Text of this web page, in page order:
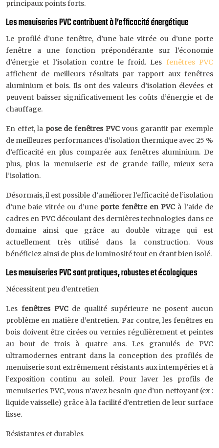
principaux points forts.
Les menuiseries PVC contribuent à l’efficacité énergétique
Le profilé d’une fenêtre, d’une baie vitrée ou d’une porte
fenêtre a une fonction prépondérante sur l’économie
d’énergie et l’isolation contre le froid. Les fenêtres PVC
affichent de meilleurs résultats par rapport aux fenêtres
aluminium et bois. Ils ont des valeurs d’isolation élevées et
peuvent baisser significativement les coûts d’énergie et de
chauffage.
En effet, la pose de fenêtres PVCvous garantit par exemple
de meilleures performances d’isolation thermique avec 25 %
d’efficacité en plus comparée aux fenêtres aluminium. De
plus, plus la menuiserie est de grande taille, mieux sera
l’isolation.
Désormais, il est possible d’améliorer l’efficacité de l’isolation
d’une baie vitrée ou d’une porte fenêtre en PVC à l’aide de
cadres en PVC découlant des dernières technologies dans ce
domaine ainsi que grâce au double vitrage qui est
actuellement très utilisé dans la construction. Vous
bénéficiez ainsi de plus de luminosité tout en étant bien isolé.
Les menuiseries PVC sont pratiques, robustes et écologiques
Nécessitent peu d’entretien
Les fenêtres PVCde qualité supérieure ne posent aucun
problème en matière d’entretien. Par contre, les fenêtres en
bois doivent être cirées ou vernies régulièrement et peintes
au bout de trois à quatre ans. Les granulés de PVC
ultramodernes entrant dans la conception des profilés de
menuiserie sont extrêmement résistants aux intempéries et à
l’exposition continu au soleil. Pour laver les profils de
menuiseries PVC, vous n’avez besoin que d’un nettoyant (ex :
liquide vaisselle) grâce à la facilité d’entretien de leur surface
lisse.
Résistantes et durables